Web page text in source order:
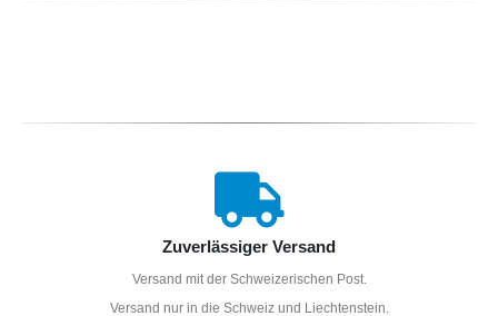
Zuverlässiger Versand
Versand mit der Schweizerischen Post.
Versand nur in die Schweiz und Liechtenstein.